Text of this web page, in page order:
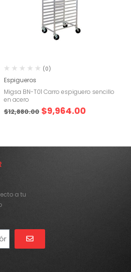
(0)
Espigueros
Migsa BN-T01 Carro espiguero sencillo
en acero
$12,880.00 $9,964.00
a tu